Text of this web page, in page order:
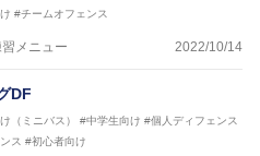
ナルキャンプヘッドコーチ
ナルキャンプヘッドコーチ
ナルキャンプヘッドコーチ
ナルキャンプヘッドコーチ
#チームオフェンス
メニュー 2022/10/14
DF
（ミニバス） #中学生向け #個人ディフェンス
ス #初心者向け